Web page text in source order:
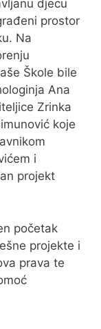
djecu
prostor
Na
Škole bile
Ana
Zrinka
koje
i
projekt
početak
projekte i
prava te